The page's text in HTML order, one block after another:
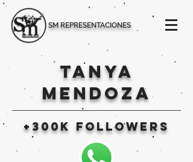
SM REPRESENTACIONES
tanya
mendoza
+300k followers